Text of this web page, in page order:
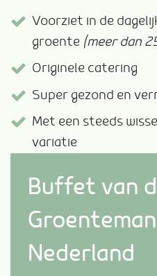
Voorziet in de
groente (meer dan
Originele catering
Super gezond en
Met een steeds
variatie
Buffet van
Nederland